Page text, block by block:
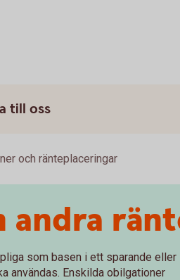
till oss
och ränteplaceringar
som basen i ett sparande eller
användas. Enskilda obilgationer